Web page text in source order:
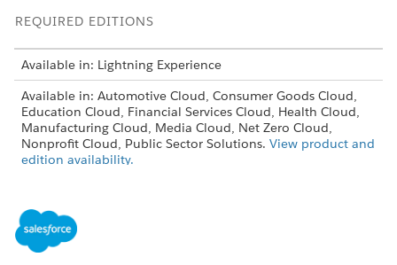
REQUIRED EDITIONS
Available in: Lightning Experience
Available in: Automotive Cloud, Consumer Goods Cloud,
Education Cloud, Financial Services Cloud, Health Cloud,
Manufacturing Cloud, Media Cloud, Net Zero Cloud,
Nonprofit Cloud, Public Sector Solutions. View product and
edition availability.
Intelligent Document Reader add-on license.
Give users Create, Read, Edit, and Delete permissions to these